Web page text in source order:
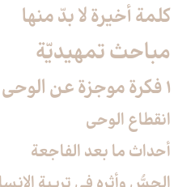
كلمة أخيرة لا بدّ منها
مباحث تمهيديّة
1 فكرة موجزة عن الوحي‏
انقطاع الوحي
أحداث ما بعد الفاجعة